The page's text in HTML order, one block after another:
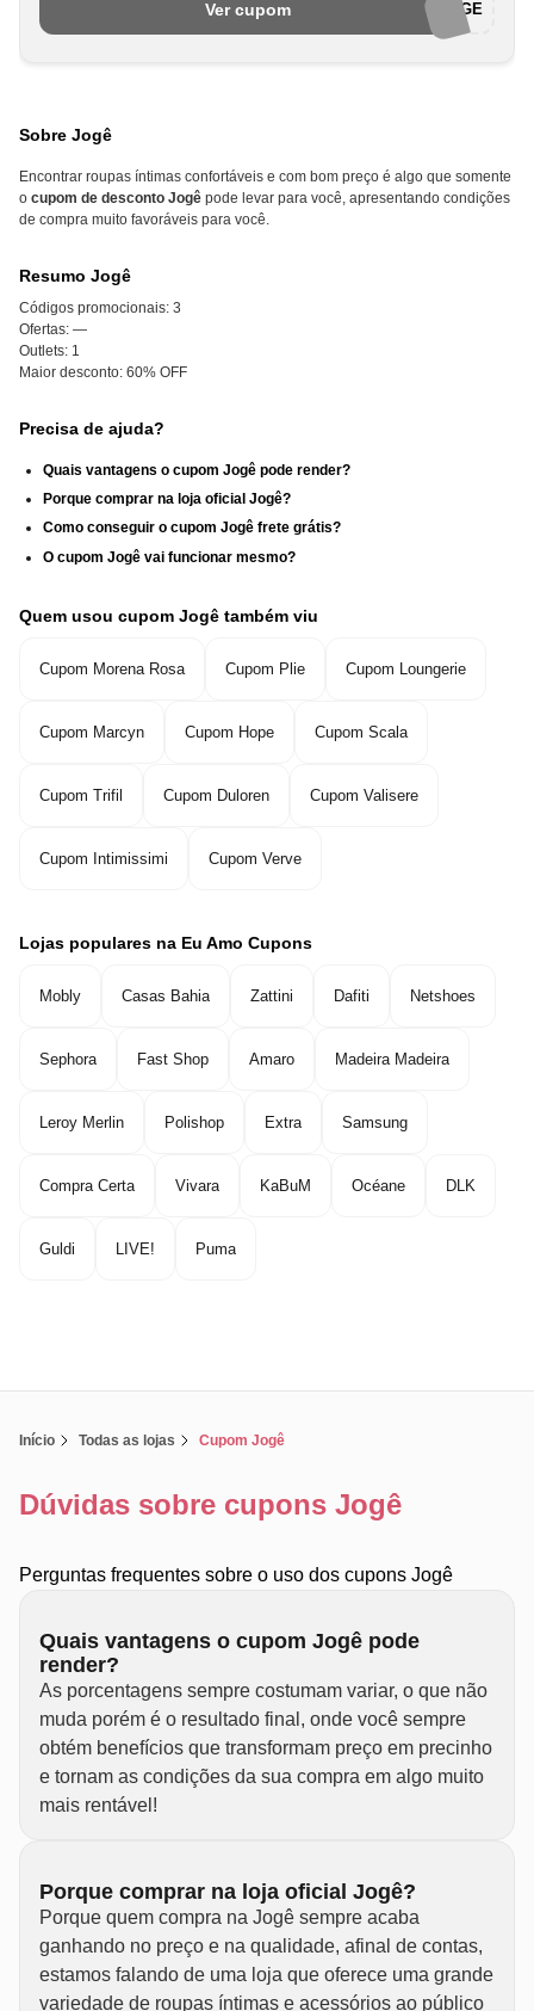
Ver cupom PRIMEIRAJOGE
Sobre Jogê
Encontrar roupas íntimas confortáveis e com bom preço é algo que somente
o cupom de desconto Jogê pode levar para você, apresentando condições
de compra muito favoráveis para você.
Resumo Jogê
Códigos promocionais: 3
Ofertas: —
Outlets: 1
Maior desconto: 60% OFF
Precisa de ajuda?
Quais vantagens o cupom Jogê pode render?
Porque comprar na loja oficial Jogê?
Como conseguir o cupom Jogê frete grátis?
O cupom Jogê vai funcionar mesmo?
Quem usou cupom Jogê também viu
Cupom Morena Rosa Cupom Plie Cupom Loungerie
Cupom Marcyn Cupom Hope Cupom Scala
Cupom Trifil Cupom Duloren Cupom Valisere
Cupom Intimissimi Cupom Verve
Lojas populares na Eu Amo Cupons
Mobly Casas Bahia Zattini Dafiti Netshoes
Sephora Fast Shop Amaro Madeira Madeira
Leroy Merlin Polishop Extra Samsung
Compra Certa Vivara KaBuM Océane DLK
Guldi LIVE! Puma
Início Todas as lojas Cupom Jogê
Dúvidas sobre cupons Jogê
Perguntas frequentes sobre o uso dos cupons Jogê
Quais vantagens o cupom Jogê pode
render?
As porcentagens sempre costumam variar, o que não
muda porém é o resultado final, onde você sempre
obtém benefícios que transformam preço em precinho
e tornam as condições da sua compra em algo muito
mais rentável!
Porque comprar na loja oficial Jogê?
Porque quem compra na Jogê sempre acaba
ganhando no preço e na qualidade, afinal de contas,
estamos falando de uma loja que oferece uma grande
variedade de roupas íntimas e acessórios ao público